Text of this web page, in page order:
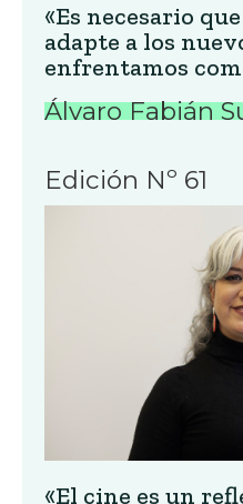
«Es necesario
adapte a los
enfrentamos
Álvaro Fabián
Edición Nº 61
«El cine es un